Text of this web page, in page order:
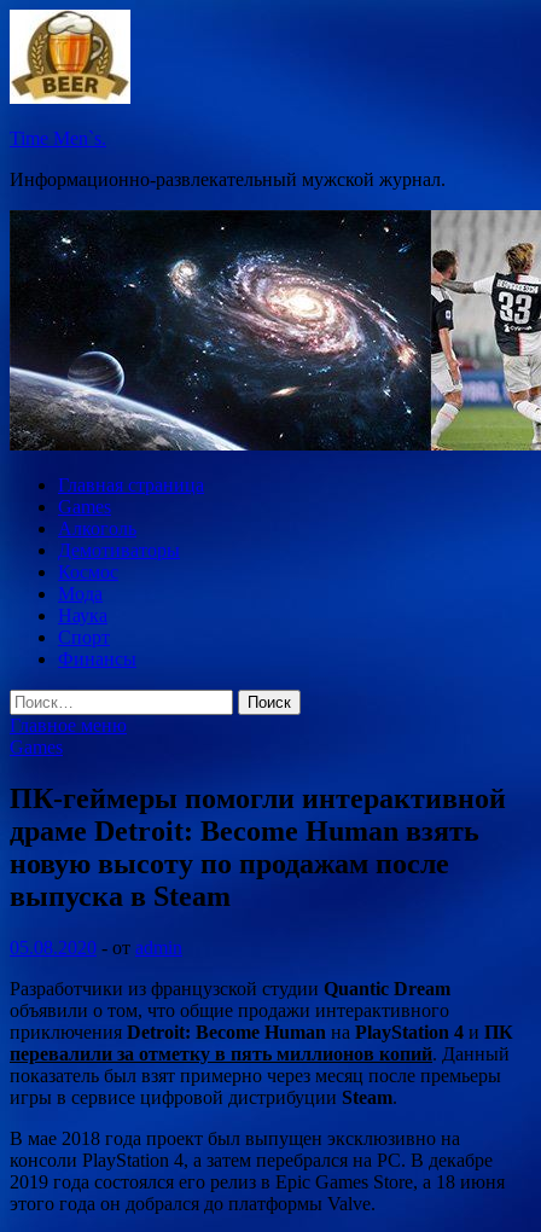
Перейти
содержимому
Time Men`s.
Информационно-развлекательный мужской журнал.
Главная страница
Games
Алкоголь
Демотиваторы
Космос
Мода
Наука
Спорт
Финансы
Найти:
Главное меню
Games
ПК-геймеры помогли интерактивной
драме Detroit: Become Human взять
новую высоту по продажам после
выпуска в Steam
05.08.2020 - от admin
Разработчики из французской студии Quantic Dream
объявили о том, что общие продажи интерактивного
приключения Detroit: Become Human на PlayStation 4 и ПК
перевалили за отметку в пять миллионов копий. Данный
показатель был взят примерно через месяц после премьеры
игры в сервисе цифровой дистрибуции Steam.
В мае 2018 года проект был выпущен эксклюзивно на
консоли PlayStation 4, а затем перебрался на PC. В декабре
2019 года состоялся его релиз в Epic Games Store, а 18 июня
этого года он добрался до платформы Valve.